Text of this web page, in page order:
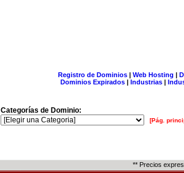
Registro de Dominios| Web Hosting |
Dominios Expirados | Industrias |
Categorías de Dominio:
[Pág.
** Precios